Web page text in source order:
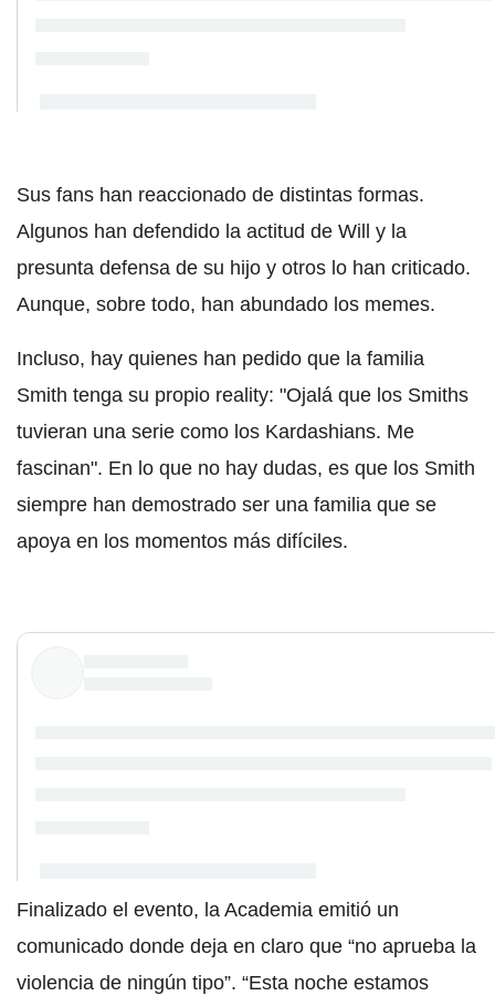
Sus fans han reaccionado de distintas formas.
Algunos han defendido la actitud de Will y la
presunta defensa de su hijo y otros lo han criticado.
Aunque, sobre todo, han abundado los memes.
Incluso, hay quienes han pedido que la familia
Smith tenga su propio reality: "Ojalá que los Smiths
tuvieran una serie como los Kardashians. Me
fascinan". En lo que no hay dudas, es que los Smith
siempre han demostrado ser una familia que se
apoya en los momentos más difíciles.
Finalizado el evento, la Academia emitió un
comunicado donde deja en claro que “no aprueba la
violencia de ningún tipo”. “Esta noche estamos